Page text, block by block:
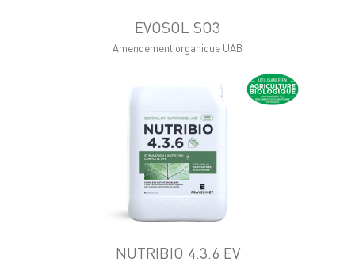
EVOSOL SO3
Amendement organique UAB
NUTRIBIO 4.3.6 EV